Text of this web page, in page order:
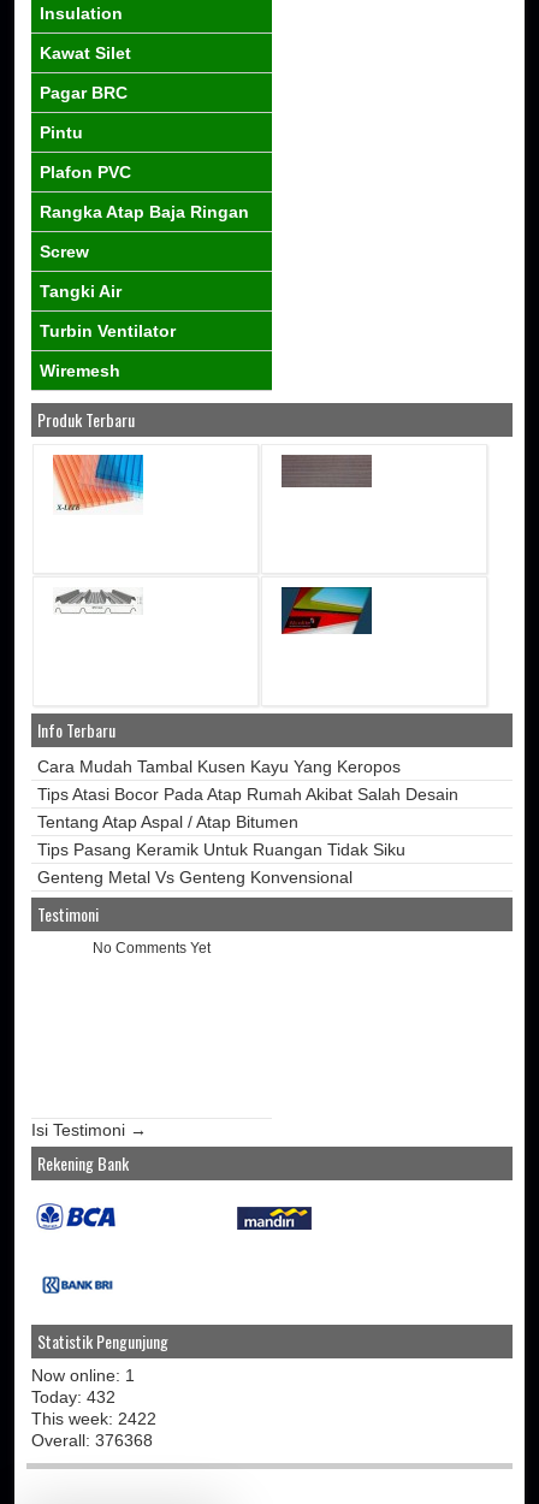
Insulation
Kawat Silet
Pagar BRC
Pintu
Plafon PVC
Rangka Atap Baja Ringan
Screw
Tangki Air
Turbin Ventilator
Wiremesh
Produk Terbaru
Info Terbaru
Cara Mudah Tambal Kusen Kayu Yang Keropos
Tips Atasi Bocor Pada Atap Rumah Akibat Salah Desain
Tentang Atap Aspal / Atap Bitumen
Tips Pasang Keramik Untuk Ruangan Tidak Siku
Genteng Metal Vs Genteng Konvensional
Testimoni
No Comments Yet
Isi Testimoni →
Rekening Bank
Statistik Pengunjung
Now online: 1
Today: 432
This week: 2422
Overall: 376368